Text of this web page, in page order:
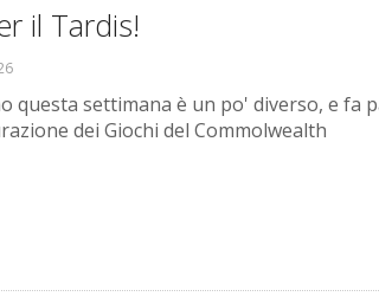
il Tardis!
questa settimana è un po' diverso, e fa
dei Giochi del Commolwealth